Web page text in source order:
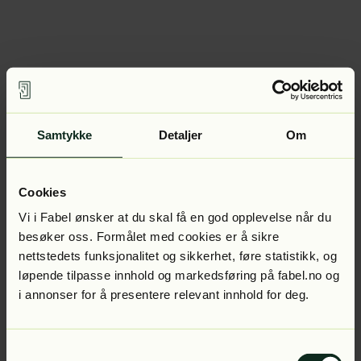
Samtykke Detaljer Om
Cookies
Vi i Fabel ønsker at du skal få en god opplevelse når du
besøker oss. Formålet med cookies er å sikre
nettstedets funksjonalitet og sikkerhet, føre statistikk, og
løpende tilpasse innhold og markedsføring på fabel.no og
i annonser for å presentere relevant innhold for deg.